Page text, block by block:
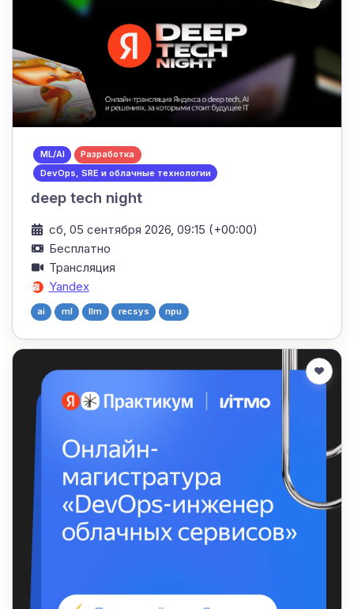
ML/AI
Разработка
DevOps, SRE и облачные технологии
deep tech night
сб, 05 сентября 2026, 09:15 (+00:00)
Бесплатно
Трансляция
Yandex
ai ml llm recsys npu